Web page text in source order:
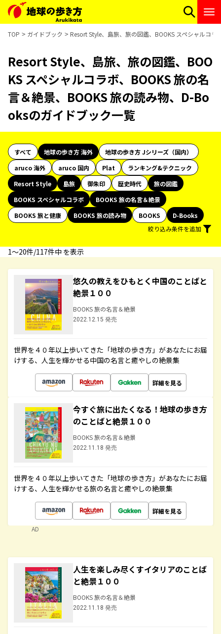
TOP ガイドブック Resort Style、島旅、旅の図鑑、BOOKS スペシャルコ
Resort Style、島旅、旅の図鑑、BOO
KS スペシャルコラボ、BOOKS 旅の名
言＆絶景、BOOKS 旅の読み物、D-Bo
oksのガイドブック一覧
すべて 地球の歩き方 海外
地球の歩き方 Jシリーズ（国内）
aruco 海外
aruco 国内 Plat
ランキング&テクニック
Resort Style
島旅 御朱印 歴史時代
旅の図鑑
BOOKS スペシャルコラボ
BOOKS 旅の名言＆絶景
BOOKS 旅と健康
BOOKS 旅の読み物 BOOKS
D-Books
絞り込み条件を追加
1〜20件/117件中 を表示
悠久の教えをひもとく中国のことばと
絶景１００
BOOKS 旅の名言＆絶景
2022.12.15 発売
世界を４０年以上歩いてきた「地球の歩き方」があなたにお届
けする、人生を輝かせる中国の名言と癒やしの絶景集
詳細を見る
今すぐ旅に出たくなる！地球の歩き方
のことばと絶景１００
BOOKS 旅の名言＆絶景
2022.11.18 発売
世界を４０年以上歩いてきた「地球の歩き方」があなたにお届
けする、人生を輝かせる旅の名言と癒やしの絶景集
詳細を見る
AD
人生を楽しみ尽くすイタリアのことば
と絶景１００
BOOKS 旅の名言＆絶景
2022.11.18 発売